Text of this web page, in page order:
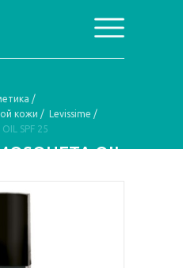
/
кожи / Levissime /
SPF 25
OIL